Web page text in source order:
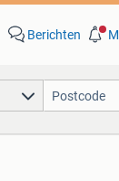
Berichten